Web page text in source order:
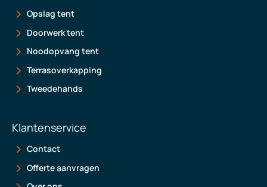
Opslag tent
Doorwerk tent
Noodopvang tent
Terrasoverkapping
Tweedehands
Klantenservice
Contact
Offerte aanvragen